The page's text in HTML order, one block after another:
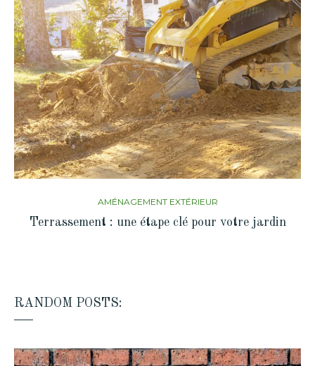
AMÉNAGEMENT EXTÉRIEUR
Terrassement : une étape clé pour votre jardin
RANDOM POSTS: